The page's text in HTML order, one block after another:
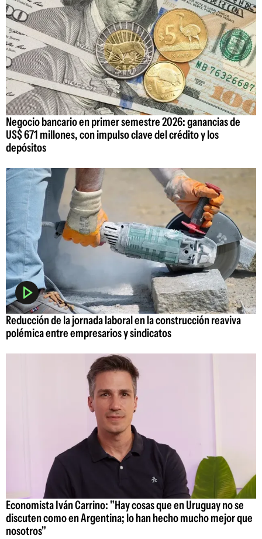
Negocio bancario en primer semestre 2026: ganancias de
US$ 671 millones, con impulso clave del crédito y los
depósitos
Reducción de la jornada laboral en la construcción reaviva
polémica entre empresarios y sindicatos
Economista Iván Carrino: "Hay cosas que en Uruguay no se
discuten como en Argentina; lo han hecho mucho mejor que
nosotros"